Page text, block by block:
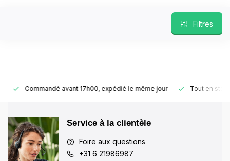
Filtres
Commandé avant 17h00, expédié le même jour Tout en stock
Service à la clientèle
Foire aux questions
+31 6 21986987